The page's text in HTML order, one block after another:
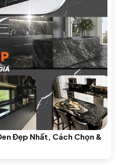
Đẹp Nhất, Cách Chọn &